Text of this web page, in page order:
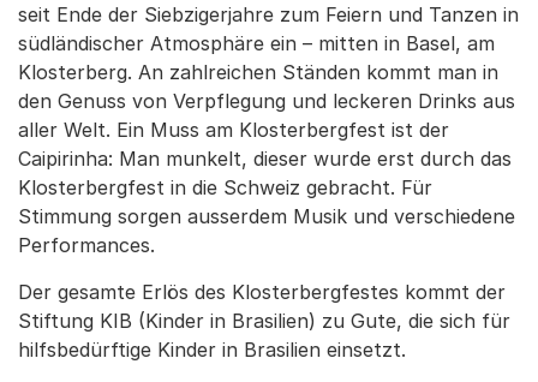
seit Ende der Siebzigerjahre zum Feiern und Tanzen in
südländischer Atmosphäre ein – mitten in Basel, am
Klosterberg. An zahlreichen Ständen kommt man in
den Genuss von Verpflegung und leckeren Drinks aus
aller Welt. Ein Muss am Klosterbergfest ist der
Caipirinha: Man munkelt, dieser wurde erst durch das
Klosterbergfest in die Schweiz gebracht. Für
Stimmung sorgen ausserdem Musik und verschiedene
Performances.
Der gesamte Erlös des Klosterbergfestes kommt der
Stiftung KIB (Kinder in Brasilien) zu Gute, die sich für
hilfsbedürftige Kinder in Brasilien einsetzt.